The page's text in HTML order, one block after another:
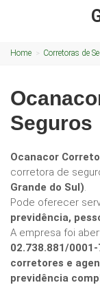
Home Corretoras de
Seguros
Ocanacor
corretora de
Grande do Sul).
Pode oferecer
previdência,
A empresa foi
02.738.881/0001-
corretores e
previdência